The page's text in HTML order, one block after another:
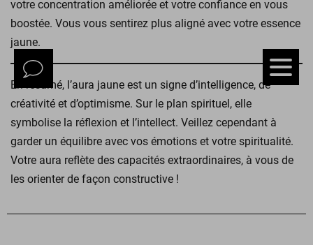
votre concentration améliorée et votre confiance en vous
boostée. Vous vous sentirez plus aligné avec votre essence
jaune.
En résumé, l’aura jaune est un signe d’intelligence, de
créativité et d’optimisme. Sur le plan spirituel, elle
symbolise la réflexion et l’intellect. Veillez cependant à
garder un équilibre avec vos émotions et votre spiritualité.
Votre aura reflète des capacités extraordinaires, à vous de
les orienter de façon constructive !